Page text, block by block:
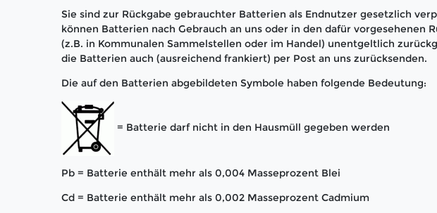
Sie sind zur Rückgabe gebrauchter Batterien als Endnutzer gesetzlich
können Batterien nach Gebrauch an uns oder in den dafür vorgesehenen
(z.B. in Kommunalen Sammelstellen oder im Handel) unentgeltlich
die Batterien auch (ausreichend frankiert) per Post an uns zurücksenden.
Die auf den Batterien abgebildeten Symbole haben folgende Bedeutung:
= Batterie darf nicht in den Hausmüll gegeben werden
Pb = Batterie enthält mehr als 0,004 Masseprozent Blei
Cd = Batterie enthält mehr als 0,002 Masseprozent Cadmium